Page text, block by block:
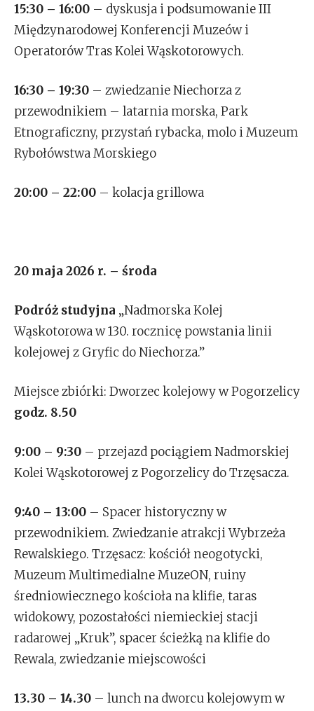
15:30 – 16:00 – dyskusja i podsumowanie III
Międzynarodowej Konferencji Muzeów i
Operatorów Tras Kolei Wąskotorowych.
16:30 – 19:30 – zwiedzanie Niechorza z
przewodnikiem – latarnia morska, Park
Etnograficzny, przystań rybacka, molo i Muzeum
Rybołówstwa Morskiego
20:00 – 22:00 – kolacja grillowa
20 maja 2026 r. – środa
Podróż studyjna „Nadmorska Kolej
Wąskotorowa w 130. rocznicę powstania linii
kolejowej z Gryfic do Niechorza.”
Miejsce zbiórki: Dworzec kolejowy w Pogorzelicy
godz. 8.50
9:00 – 9:30 – przejazd pociągiem Nadmorskiej
Kolei Wąskotorowej z Pogorzelicy do Trzęsacza.
9:40 – 13:00 – Spacer historyczny w
przewodnikiem. Zwiedzanie atrakcji Wybrzeża
Rewalskiego. Trzęsacz: kościół neogotycki,
Muzeum Multimedialne MuzeON, ruiny
średniowiecznego kościoła na klifie, taras
widokowy, pozostałości niemieckiej stacji
radarowej „Kruk”, spacer ścieżką na klifie do
Rewala, zwiedzanie miejscowości
13.30 – 14.30 – lunch na dworcu kolejowym w